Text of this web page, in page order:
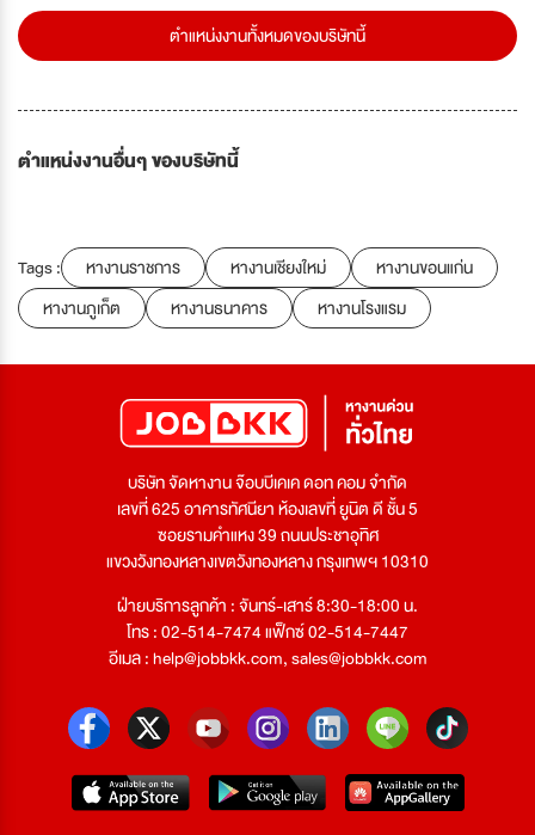
ตำแหน่งงานทั้งหมดของบริษัทนี้
ตำแหน่งงานอื่นๆ ของบริษัทนี้
Tags : หางานราชการ หางานเชียงใหม่
หางานขอนแก่น
หางานภูเก็ต
หางานธนาคาร หางานโรงแรม
บริษัท จัดหางาน จ๊อบบีเคเค ดอท คอม จำกัด
เลขที่ 625 อาคารทัศนียา ห้องเลขที่ ยูนิต ดี ชั้น 5
ซอยรามคำแหง 39 ถนนประชาอุทิศ
แขวงวังทองหลางเขตวังทองหลาง กรุงเทพฯ 10310
ฝ่ายบริการลูกค้า : จันทร์-เสาร์ 8:30-18:00 น.
โทร : 02-514-7474 แฟ็กซ์ 02-514-7447
อีเมล :help@jobbkk.com,sales@jobbkk.com